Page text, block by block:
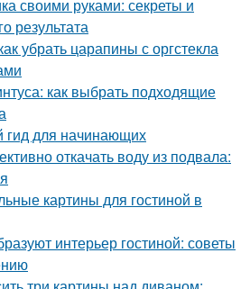
своими руками: секреты и
результата
убрать царапины с оргстекла
как выбрать подходящие
гид для начинающих
откачать воду из подвала:
картины для гостиной в
интерьер гостиной: советы